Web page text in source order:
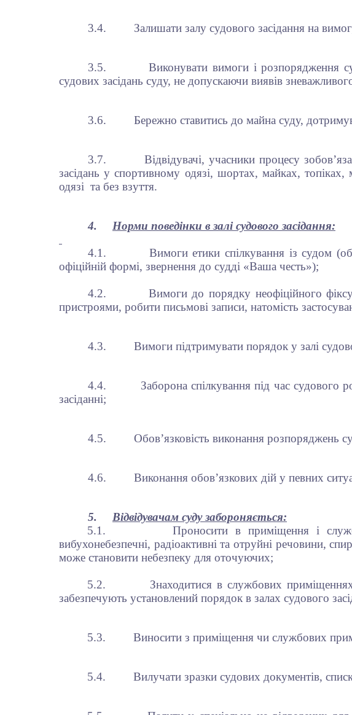
3.4. Залишати залу судового засідання на
3.5.
Виконувати вимоги і розпорядження
судових засідань суду, не допускаючи виявів
3.6. Бережно ставитись до майна суду,
3.7.
Відвідувачі, учасники процесу
засідань у спортивному одязі, шортах, майках,
одязі та без взуття.
4. Норми поведінки в залі судового засідання:
4.1.
Вимоги етики спілкування із судом
офіційній формі, звернення до судді «Ваша честь»);
4.2.
Вимоги до порядку неофіційного
пристроями, робити письмові записи, натомість
4.3. Вимоги підтримувати порядок у залі
4.4.
Заборона спілкування під час
засіданні;
4.5. Обов’язковість виконання розпоряджень
4.6. Виконання обов’язкових дій у певних
5.
Відвідувачам суду забороняється:
5.1.
Проносити в приміщення і
вибухонебезпечні, радіоактивні та отруйні речовини,
може становити небезпеку для оточуючих;
5.2.
Знаходитися в службових
забезпечують установлений порядок в залах судового
5.3. Виносити з приміщення чи службових
5.4. Вилучати зразки судових документів,